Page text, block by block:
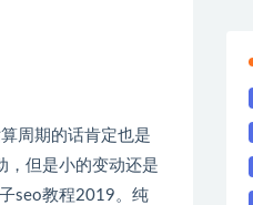
估算周期的话肯定也是
，但是小的变动还是
seo教程2019。纯